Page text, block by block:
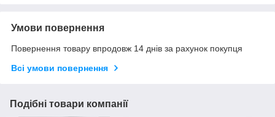
Умови повернення
Повернення товару впродовж 14 днів за рахунок покупця
Всі умови повернення
Подібні товари компанії